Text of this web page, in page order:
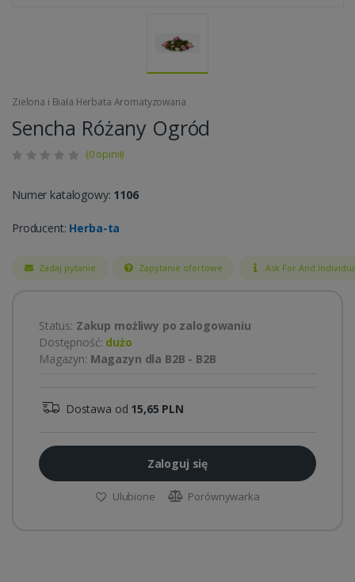
Zielona i Biała Herbata Aromatyzowana
Sencha Różany Ogród
(0 opinii)
Numer katalogowy: 1106
Producent: Herba-ta
Zadaj pytanie Zapytanie ofertowe Ask For And
Status: Zakup możliwy po zalogowaniu
Dostępność: dużo
Magazyn: Magazyn dla B2B - B2B
Dostawa od 15,65 PLN
Zaloguj się
Ulubione Porównywarka